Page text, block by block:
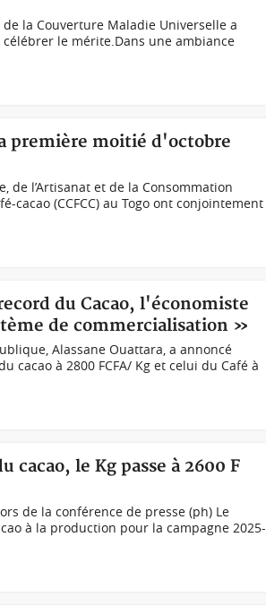
la Couverture Maladie Universelle a
le mérite.Dans une ambiance
première moitié d'octobre
de l’Artisanat et de la Consommation
cacao (CCFCC) au Togo ont conjointement
du Cacao, l'économiste
de commercialisation »
Alassane Ouattara, a annoncé
à 2800 FCFA/ Kg et celui du Café à
cacao, le Kg passe à 2600 F
de la conférence de presse (ph) Le
à la production pour la campagne 2025-